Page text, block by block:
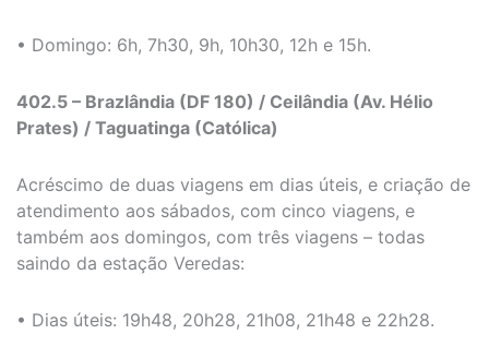
• Domingo: 6h, 7h30, 9h, 10h30, 12h e 15h.
402.5 – Brazlândia (DF 180) / Ceilândia (Av. Hélio
Prates) / Taguatinga (Católica)
Acréscimo de duas viagens em dias úteis, e criação de
atendimento aos sábados, com cinco viagens, e
também aos domingos, com três viagens – todas
saindo da estação Veredas:
• Dias úteis: 19h48, 20h28, 21h08, 21h48 e 22h28.